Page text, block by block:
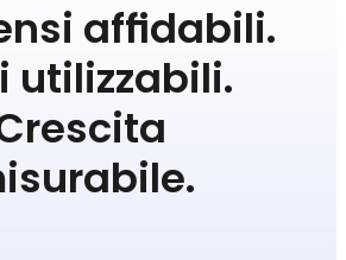
affidabili.
utilizzabili.